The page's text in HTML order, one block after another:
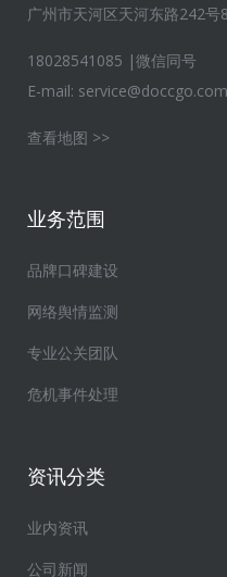
广州市天河区天河东路242号
18028541085 |微信同号
E-mail: service@doccgo.com
查看地图 >>
业务范围
品牌口碑建设
网络舆情监测
专业公关团队
危机事件处理
资讯分类
业内资讯
公司新闻